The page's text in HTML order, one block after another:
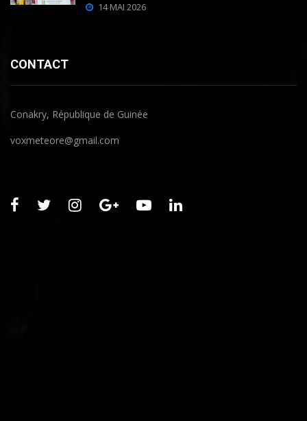
14 MAI 2026
CONTACT
Conakry, République de Guinée
voxmeteore@gmail.com